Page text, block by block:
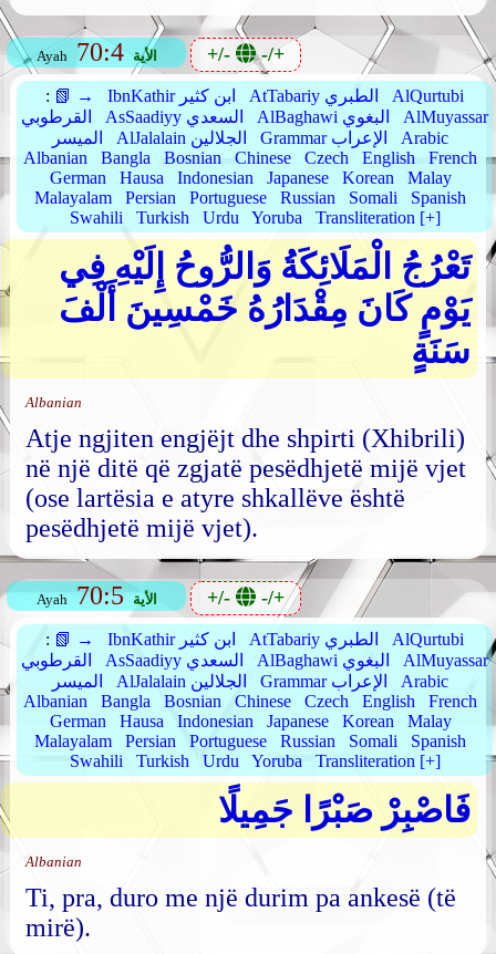
Ayah 70:4 الأية +/- -/+
: 📗 → IbnKathir ابن كثير AtTabariy الطبري
AlQurtubi
القرطوبي
AsSaadiyy السعدي AlBaghawi البغوي
AlMuyassar
الميسر
AlJalalain الجلالين Grammar الإعراب
Arabic
Albanian
Bangla Bosnian Chinese Czech English
French
German
Hausa Indonesian Japanese Korean
Malay
Malayalam
Persian Portuguese Russian Somali
Spanish
Swahili
Turkish Urdu Yoruba Transliteration [+]
تَعْرُجُ الْمَلَائِكَةُ وَالرُّوحُ إِلَيْهِ فِي
يَوْمٍ كَانَ مِقْدَارُهُ خَمْسِينَ أَلْفَ
سَنَةٍ
Albanian
Atje ngjiten engjëjt dhe shpirti (Xhibrili)
në një ditë që zgjatë pesëdhjetë mijë vjet
(ose lartësia e atyre shkallëve është
pesëdhjetë mijë vjet).
Ayah 70:5 الأية +/- -/+
: 📗 → IbnKathir ابن كثير AtTabariy الطبري
AlQurtubi
القرطوبي
AsSaadiyy السعدي AlBaghawi البغوي
AlMuyassar
الميسر
AlJalalain الجلالين Grammar الإعراب
Arabic
Albanian
Bangla Bosnian Chinese Czech English
French
German
Hausa Indonesian Japanese Korean
Malay
Malayalam
Persian Portuguese Russian Somali
Spanish
Swahili
Turkish Urdu Yoruba Transliteration [+]
فَاصْبِرْ صَبْرًا جَمِيلًا
Albanian
Ti, pra, duro me një durim pa ankesë (të
mirë).